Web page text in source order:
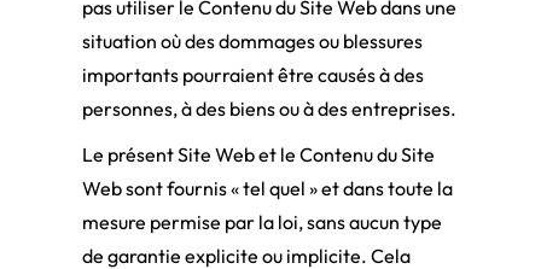
pas utiliser le Contenu du Site Web dans une
situation où des dommages ou blessures
importants pourraient être causés à des
personnes, à des biens ou à des entreprises.
Le présent Site Web et le Contenu du Site
Web sont fournis « tel quel » et dans toute la
mesure permise par la loi, sans aucun type
de garantie explicite ou implicite. Cela